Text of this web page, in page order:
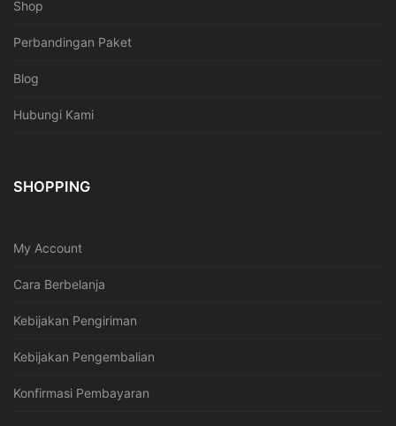
Shop
Perbandingan Paket
Blog
Hubungi Kami
SHOPPING
My Account
Cara Berbelanja
Kebijakan Pengiriman
Kebijakan Pengembalian
Konfirmasi Pembayaran